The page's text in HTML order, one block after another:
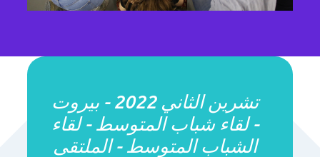
تشرين الثاني 2022 - بيروت
- لقاء شباب المتوسط - لقاء
الشباب المتوسط - الملتقى